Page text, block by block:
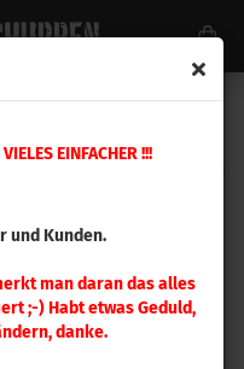
EINFACHER !!!
und Kunden.
man daran das alles
;-) Habt etwas Geduld,
danke.